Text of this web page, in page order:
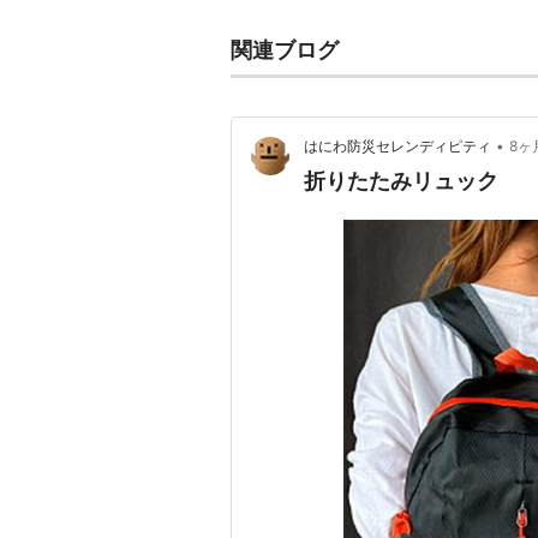
関連ブログ
はにわ防災セレンディピティ • 8ヶ
折りたたみリュック